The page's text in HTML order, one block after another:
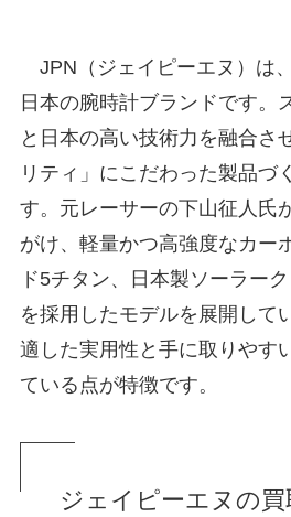
JPN（ジェイピーエヌ）は
日本の腕時計ブランドです。
と日本の高い技術力を融合さ
リティ」にこだわった製品づ
す。元レーサーの下山征人氏
がけ、軽量かつ高強度なカー
ド5チタン、日本製ソーラー
を採用したモデルを展開して
適した実用性と手に取りやす
ている点が特徴です。
ジェイピーエヌの